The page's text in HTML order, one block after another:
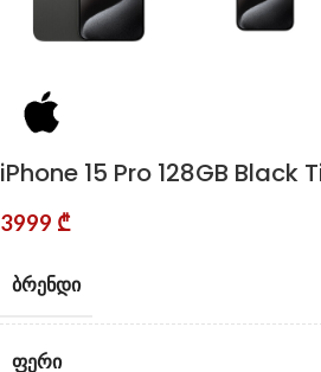
iPhone 15 Pro 128GB Black
3999 ₾
ᲑᲠᲔᲜᲓᲘ
ᲤᲔᲠᲘ